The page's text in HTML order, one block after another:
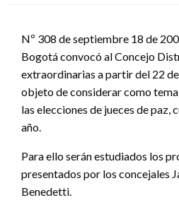
Nº 308 de septiembre 18 de
Bogotá convocó al Concejo
extraordinarias a partir del 22
objeto de considerar como
las elecciones de jueces de paz,
año.
Para ello serán estudiados los
presentados por los concejales
Benedetti.